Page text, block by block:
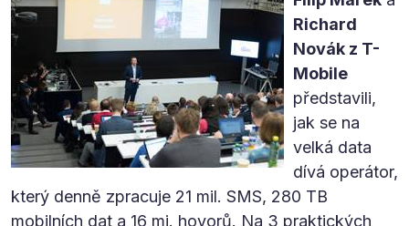
Richard
Novák z T-
Mobile
představili,
jak se na
velká data
dívá operátor,
který denně zpracuje 21 mil. SMS, 280 TB
mobilních dat a 16 mi. hovorů. Na 3 praktických